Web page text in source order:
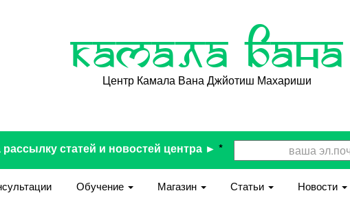
Камала Вана
Центр Камала Вана Джйотиш Махариши
статей и новостей центра ► *
Обучение Магазин Статьи Новости